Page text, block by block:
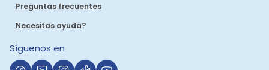
Preguntas frecuentes
Necesitas ayuda?
Síguenos en